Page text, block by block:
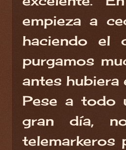
empieza a
haciendo el
purgamos
antes hubiera
Pese a todo
gran día,
telemarkeros